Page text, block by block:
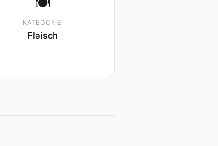
KATEGORIE
Fleisch